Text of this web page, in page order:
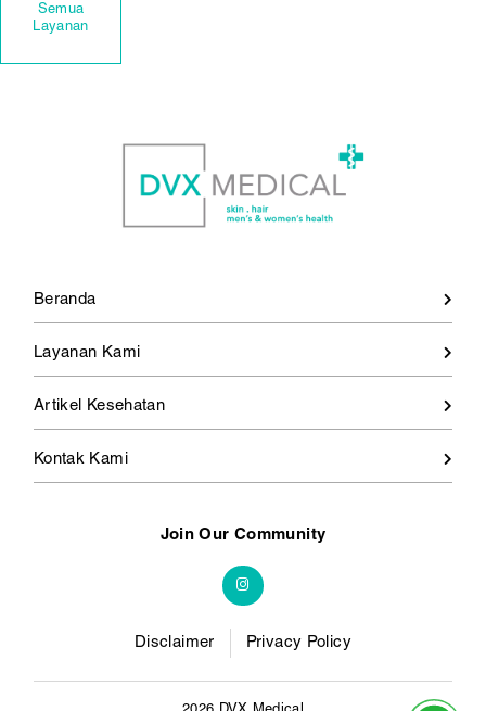
Semua
Layanan
Beranda
Layanan Kami
Artikel Kesehatan
Kontak Kami
Join Our Community
Disclaimer Privacy Policy